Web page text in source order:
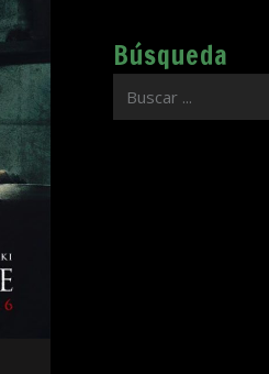
Búsqueda